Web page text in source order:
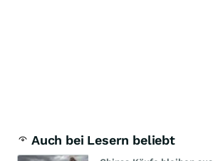
Auch bei Lesern beliebt